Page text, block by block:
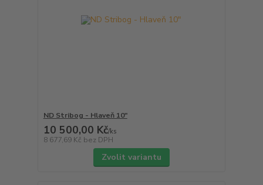
ND Stribog - Hlaveň 10"
10 500,00 Kč/ks
8 677,69 Kč bez DPH
Zvolit variantu